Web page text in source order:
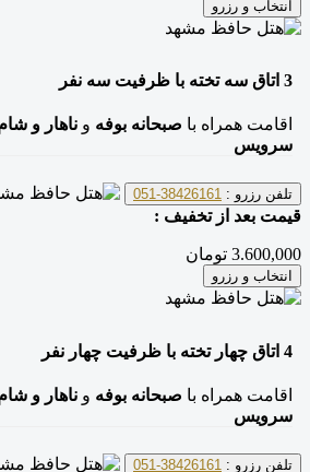
انتخاب و رزرو
3 اتاق سه تخته با ظرفیت سه نفر
اقامت همراه با صبحانه بوفهو ناهار و
سرویس
تلفن رزرو : 38426161-051
قیمت بعد از تخفیف :
3.600,000 تومان
انتخاب و رزرو
4 اتاق چهار تخته با ظرفیت چهار نفر
اقامت همراه با صبحانه بوفهو ناهار و
سرویس
تلفن رزرو : 38426161-051